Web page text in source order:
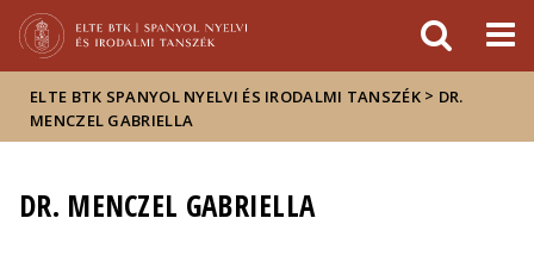
Hírek
Események
ELTE a
sajtóban
ELTE BTK SPANYOL NYELVI ÉS IRODALMI TANSZÉK > DR.
MENCZEL GABRIELLA
DR. MENCZEL GABRIELLA